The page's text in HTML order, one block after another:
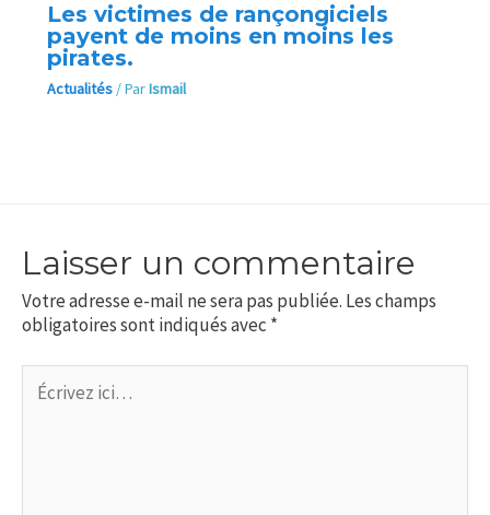
Les victimes de rançongiciels
payent de moins en moins les
pirates.
Actualités/ ParIsmail
Laisser un commentaire
Votre adresse e-mail ne sera pas publiée. Les champs
obligatoires sont indiqués avec *
Écrivez
ici…